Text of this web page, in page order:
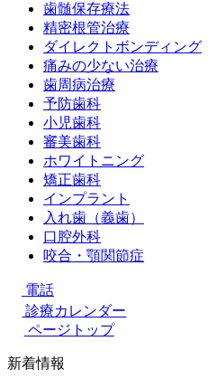
歯髄保存療法
精密根管治療
ダイレクトボンディング
痛みの少ない治療
歯周病治療
予防歯科
小児歯科
審美歯科
ホワイトニング
矯正歯科
インプラント
入れ歯（義歯）
口腔外科
咬合・顎関節症
電話
診療カレンダー
ページトップ
新着情報